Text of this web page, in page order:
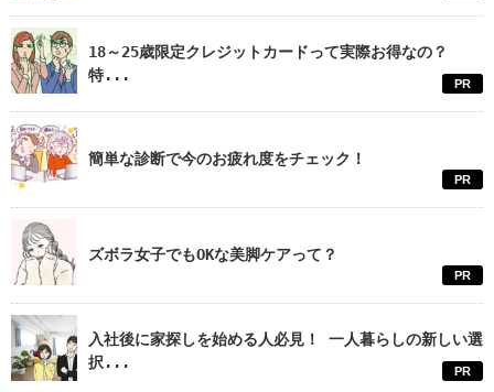
18～25歳限定クレジットカードって実際お得なの？
特...
PR
簡単な診断で今のお疲れ度をチェック！
PR
ズボラ女子でもOKな美脚ケアって？
PR
入社後に家探しを始める人必見！ 一人暮らしの新しい選
択...
PR